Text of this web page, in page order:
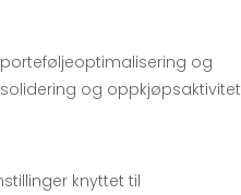
og
og oppkjøpsaktivitet
knyttet til